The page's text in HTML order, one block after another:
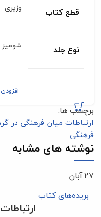
قطع کتاب وزیری
نوع جلد شومیز
برچسب ها:
ارتباطات میان فرهنگی در
فرهنگی
نوشته های مشابه
27آبان
بریده‌های کتاب